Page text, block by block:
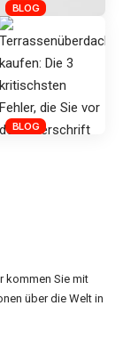
BLOG
BLOG
kommen Sie mit
über die Welt in